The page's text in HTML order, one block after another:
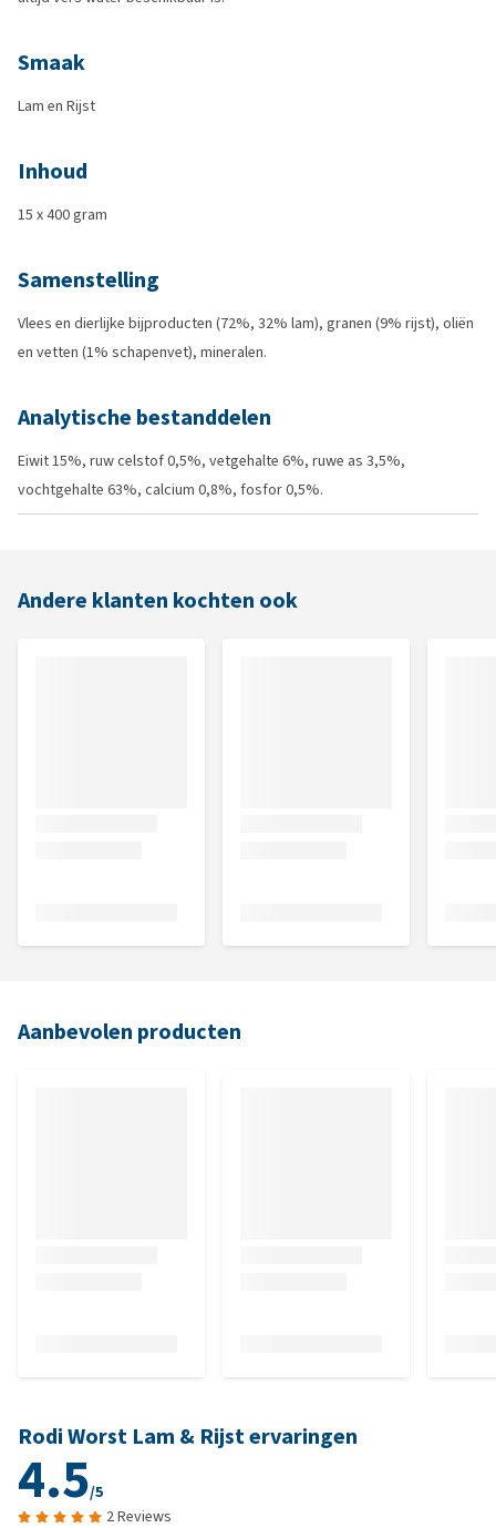
Smaak
Lam en Rijst
Inhoud
15 x 400 gram
Samenstelling
Vlees en dierlijke bijproducten (72%, 32% lam), granen (9% rijst), oliën
en vetten (1% schapenvet), mineralen.
Analytische bestanddelen
Eiwit 15%, ruw celstof 0,5%, vetgehalte 6%, ruwe as 3,5%,
vochtgehalte 63%, calcium 0,8%, fosfor 0,5%.
Andere klanten kochten ook
Aanbevolen producten
Rodi Worst Lam & Rijst ervaringen
4.5/5
2 Reviews